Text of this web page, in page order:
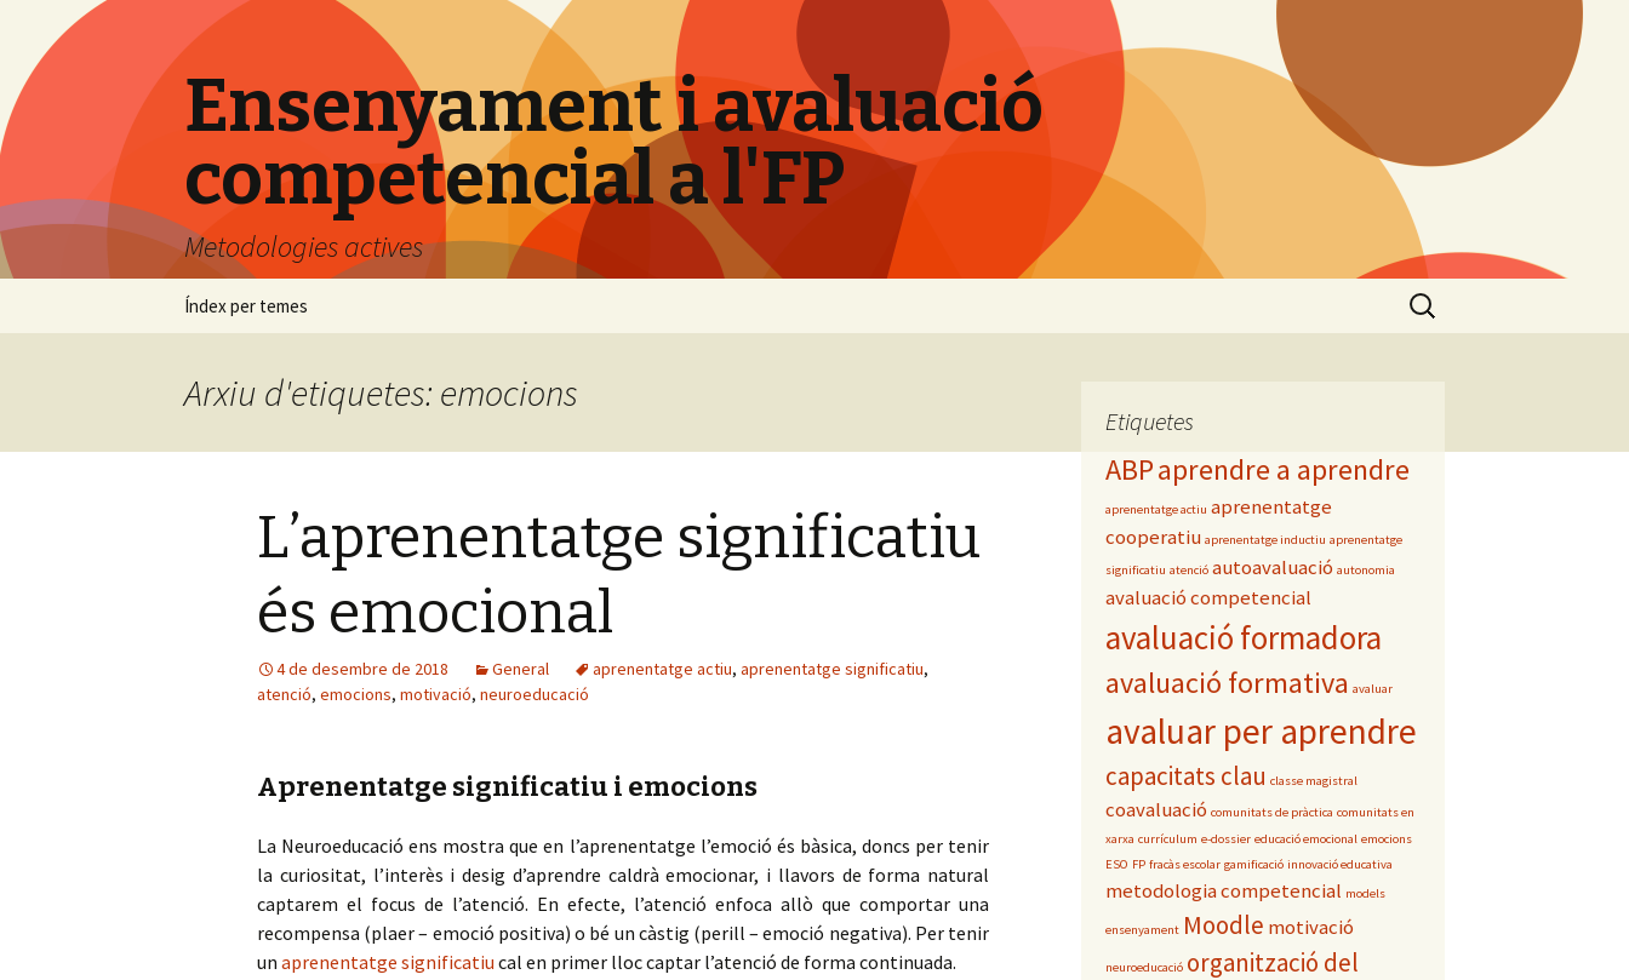
Ensenyament i avaluació
competencial a l'FP
Metodologies actives
Vés
Índex per temes Cerca:
Arxiu d'etiquetes: emocions
L’aprenentatge significatiu
és emocional
4 de desembre de 2018 General aprenentatge actiu, aprenentatge significatiu,
atenció, emocions, motivació, neuroeducació
Aprenentatge significatiu i emocions
La Neuroeducació ens mostra que en l’aprenentatge l’emoció és bàsica, doncs per tenir
la curiositat, l’interès i desig d’aprendre caldrà emocionar, i llavors de forma natural
captarem el focus de l’atenció. En efecte, l’atenció enfoca allò que comportar una
recompensa (plaer – emoció positiva) o bé un càstig (perill – emoció negativa). Per tenir
un aprenentatge significatiu cal en primer lloc captar l’atenció de forma continuada.
Etiquetes
ABPaprendre a aprendre
aprenentatge actiu aprenentatge
cooperatiu aprenentatge inductiu aprenentatge
significatiu atenció autoavaluació autonomia
avaluació competencial
avaluació formadora
avaluació formativa avaluar
avaluar per aprendre
capacitats clau classe magistral
coavaluació comunitats de pràctica comunitats en
xarxa currículum e-dossier educació emocional emocions
ESO FP fracàs escolar gamificació innovació educativa
metodologia competencial models
ensenyament Moodle motivació
neuroeducació organització del